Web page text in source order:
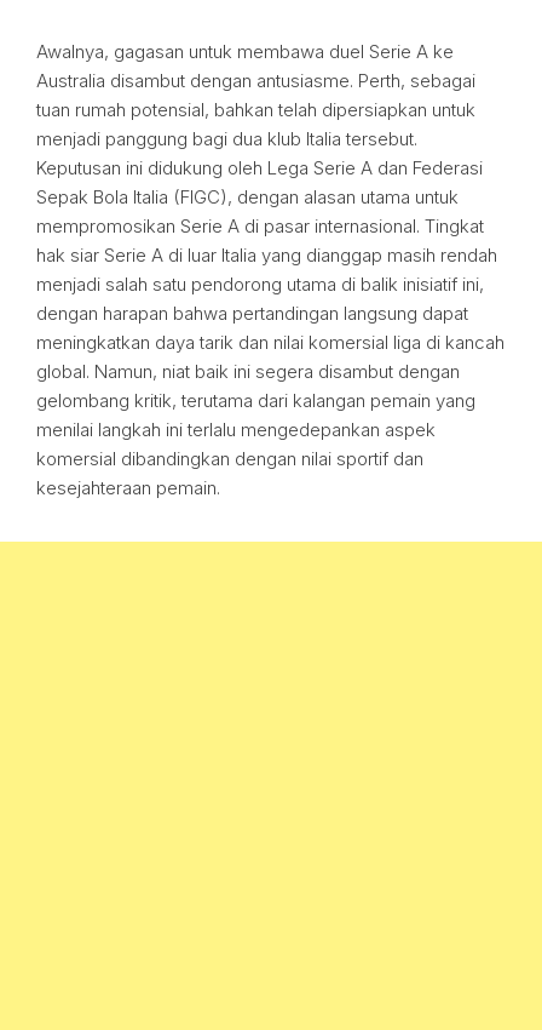
Awalnya, gagasan untuk membawa duel Serie A ke
Australia disambut dengan antusiasme. Perth, sebagai
tuan rumah potensial, bahkan telah dipersiapkan untuk
menjadi panggung bagi dua klub Italia tersebut.
Keputusan ini didukung oleh Lega Serie A dan Federasi
Sepak Bola Italia (FIGC), dengan alasan utama untuk
mempromosikan Serie A di pasar internasional. Tingkat
hak siar Serie A di luar Italia yang dianggap masih rendah
menjadi salah satu pendorong utama di balik inisiatif ini,
dengan harapan bahwa pertandingan langsung dapat
meningkatkan daya tarik dan nilai komersial liga di kancah
global. Namun, niat baik ini segera disambut dengan
gelombang kritik, terutama dari kalangan pemain yang
menilai langkah ini terlalu mengedepankan aspek
komersial dibandingkan dengan nilai sportif dan
kesejahteraan pemain.